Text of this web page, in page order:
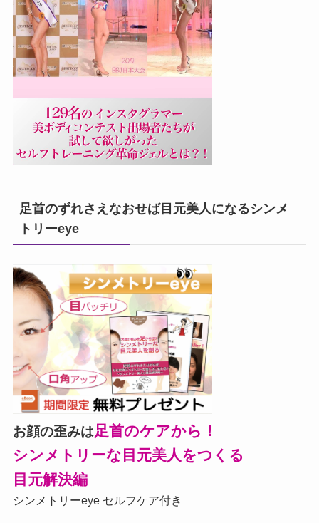
足首のずれさえなおせば目元美人になるシンメ
トリーeye
お顔の歪みは足首のケアから！
シンメトリーな目元美人をつくる
目元解決編
シンメトリーeye セルフケア付き